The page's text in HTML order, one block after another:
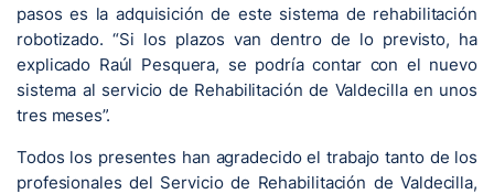
pasos es la adquisición de este sistema de rehabilitación
robotizado. “Si los plazos van dentro de lo previsto, ha
explicado Raúl Pesquera, se podría contar con el nuevo
sistema al servicio de Rehabilitación de Valdecilla en unos
tres meses”.
Todos los presentes han agradecido el trabajo tanto de los
profesionales del Servicio de Rehabilitación de Valdecilla,